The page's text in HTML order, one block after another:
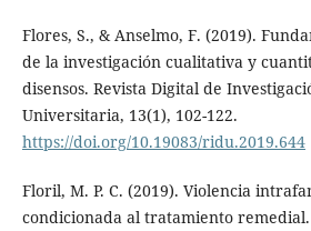
Flores, S., & Anselmo, F. (2019).
de la investigación cualitativa y
disensos. Revista Digital de
Universitaria, 13(1), 102-122.
https://doi.org/10.19083/ridu.2019.644
Floril, M. P. C. (2019). Violencia
condicionada al tratamiento